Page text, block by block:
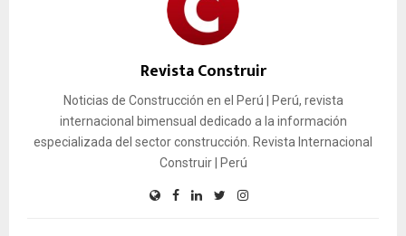
Revista Construir
Noticias de Construcción en el Perú | Perú, revista
internacional bimensual dedicado a la información
especializada del sector construcción. Revista Internacional
Construir | Perú